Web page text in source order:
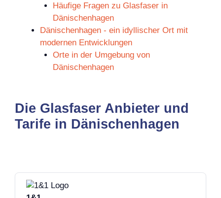
Häufige Fragen zu Glasfaser in
Dänischenhagen
Dänischenhagen - ein idyllischer Ort mit
modernen Entwicklungen
Orte in der Umgebung von
Dänischenhagen
Die Glasfaser Anbieter und
Tarife in Dänischenhagen